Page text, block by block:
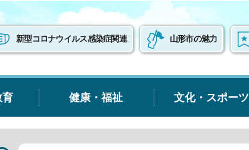
新型コロナウイルス感染症関連 山形市の魅力
育 健康・福祉 文化・スポーツ